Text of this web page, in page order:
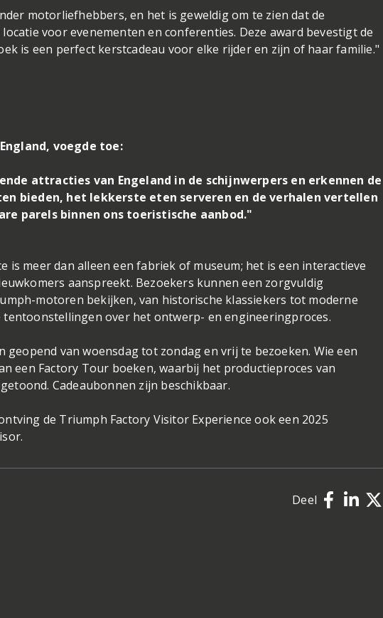
motorliefhebbers, en het is geweldig om te zien dat de
voor evenementen en conferenties. Deze award bevestigt de
is een perfect kerstcadeau voor elke rijder en zijn of haar familie."
voegde toe:
attracties van Engeland in de schijnwerpers en erkennen de
bieden, het lekkerste eten serveren en de verhalen vertellen
parels binnen ons toeristische aanbod."
is meer dan alleen een fabriek of museum; het is een interactieve
aanspreekt. Bezoekers kunnen een zorgvuldig
motoren bekijken, van historische klassiekers tot moderne
tentoonstellingen over het ontwerp- en engineeringproces.
van woensdag tot zondag en vrij te bezoeken. Wie een
een Factory Tour boeken, waarbij het productieproces van
Cadeaubonnen zijn beschikbaar.
de Triumph Factory Visitor Experience ook een 2025
Deel